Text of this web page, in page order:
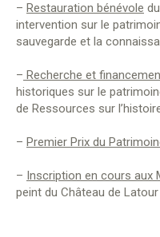
– Restauration bénévole
intervention sur le
sauvegarde et la
– Recherche et
historiques sur le
de Ressources sur
– Premier Prix du
– Inscription en cours aux
peint du Château de